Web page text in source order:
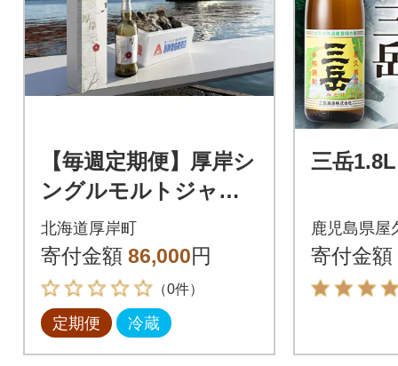
【毎週定期便】厚岸シ
ングルモルトジャパ
ニーズウイスキー
「小寒」&厚岸産殻付
かき全2回
北海道厚岸町
寄付金額 86,000円
（0件）
定期便 冷蔵
三岳
鹿児島県屋
寄付金額